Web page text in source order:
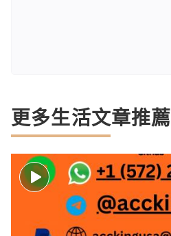
更多生活文章推薦